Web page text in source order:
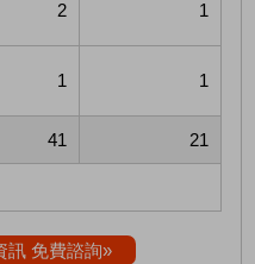
2 1
1 1
41 21
訊 免費諮詢»